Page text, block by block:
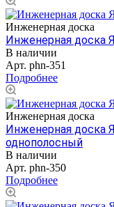
Инженерная доска
Инженерная доска
В наличии
Арт. phn-351
Подробнее
Инженерная доска
Инженерная доска
однополосный
В наличии
Арт. phn-350
Подробнее